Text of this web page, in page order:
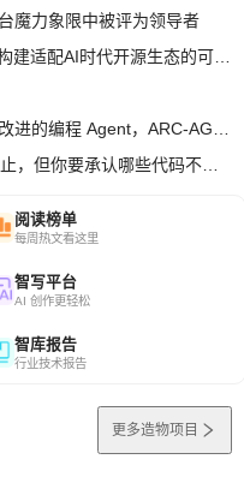
魔力象限中被评为领导者
阅读榜单
每周热文看这里
智写平台
AI 创作更轻松
智库报告
行业技术报告
更多造物项目